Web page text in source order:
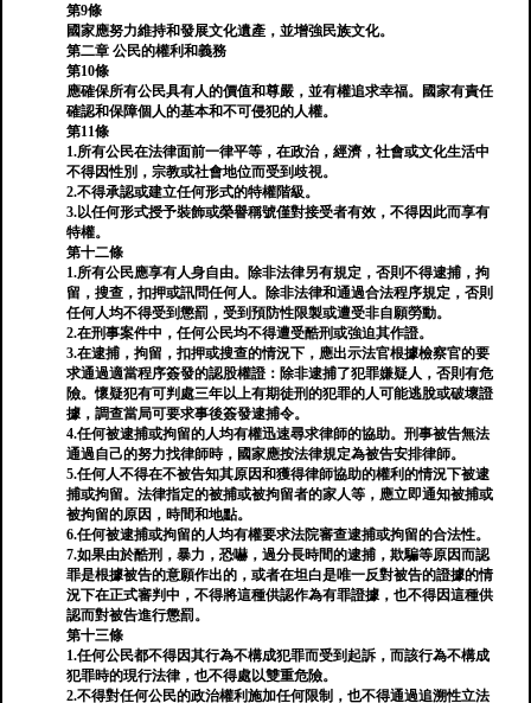
第9條
國家應努力維持和發展文化遺產，並增強民族文化。
第二章 公民的權利和義務
第10條
應確保所有公民具有人的價值和尊嚴，並有權追求幸福。國家有責任
確認和保障個人的基本和不可侵犯的人權。
第11條
1.所有公民在法律面前一律平等，在政治，經濟，社會或文化生活中
不得因性別，宗教或社會地位而受到歧視。
2.不得承認或建立任何形式的特權階級。
3.以任何形式授予裝飾或榮譽稱號僅對接受者有效，不得因此而享有
特權。
第十二條
1.所有公民應享有人身自由。除非法律另有規定，否則不得逮捕，拘
留，搜查，扣押或訊問任何人。除非法律和通過合法程序規定，否則
任何人均不得受到懲罰，受到預防性限製或遭受非自願勞動。
2.在刑事案件中，任何公民均不得遭受酷刑或強迫其作證。
3.在逮捕，拘留，扣押或搜查的情況下，應出示法官根據檢察官的要
求通過適當程序簽發的認股權證：除非逮捕了犯罪嫌疑人，否則有危
險。懷疑犯有可判處三年以上有期徒刑的犯罪的人可能逃脫或破壞證
據，調查當局可要求事後簽發逮捕令。
4.任何被逮捕或拘留的人均有權迅速尋求律師的協助。刑事被告無法
通過自己的努力找律師時，國家應按法律規定為被告安排律師。
5.任何人不得在不被告知其原因和獲得律師協助的權利的情況下被逮
捕或拘留。法律指定的被捕或被拘留者的家人等，應立即通知被捕或
被拘留的原因，時間和地點。
6.任何被逮捕或拘留的人均有權要求法院審查逮捕或拘留的合法性。
7.如果由於酷刑，暴力，恐嚇，過分長時間的逮捕，欺騙等原因而認
罪是根據被告的意願作出的，或者在坦白是唯一反對被告的證據的情
況下在正式審判中，不得將這種供認作為有罪證據，也不得因這種供
認而對被告進行懲罰。
第十三條
1.任何公民都不得因其行為不構成犯罪而受到起訴，而該行為不構成
犯罪時的現行法律，也不得處以雙重危險。
2.不得對任何公民的政治權利施加任何限制，也不得通過追溯性立法